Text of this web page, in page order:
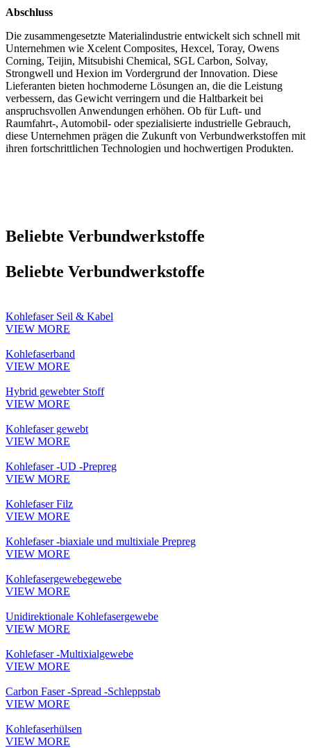
Abschluss
Die zusammengesetzte Materialindustrie entwickelt sich schnell mit
Unternehmen wie Xcelent Composites, Hexcel, Toray, Owens
Corning, Teijin, Mitsubishi Chemical, SGL Carbon, Solvay,
Strongwell und Hexion im Vordergrund der Innovation. Diese
Lieferanten bieten hochmoderne Lösungen an, die die Leistung
verbessern, das Gewicht verringern und die Haltbarkeit bei
anspruchsvollen Anwendungen erhöhen. Ob für Luft- und
Raumfahrt-, Automobil- oder spezialisierte industrielle Gebrauch,
diese Unternehmen prägen die Zukunft von Verbundwerkstoffen mit
ihren fortschrittlichen Technologien und hochwertigen Produkten.
Beliebte Verbundwerkstoffe
Beliebte Verbundwerkstoffe
Kohlefaser Seil & Kabel
VIEW MORE
Kohlefaserband
VIEW MORE
Hybrid gewebter Stoff
VIEW MORE
Kohlefaser gewebt
VIEW MORE
Kohlefaser -UD -Prepreg
VIEW MORE
Kohlefaser Filz
VIEW MORE
Kohlefaser -biaxiale und multixiale Prepreg
VIEW MORE
Kohlefasergewebegewebe
VIEW MORE
Unidirektionale Kohlefasergewebe
VIEW MORE
Kohlefaser -Multixialgewebe
VIEW MORE
Carbon Faser -Spread -Schleppstab
VIEW MORE
Kohlefaserhülsen
VIEW MORE